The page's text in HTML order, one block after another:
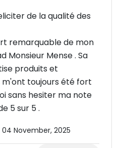
de la qualité des
remarquable de mon
Monsieur Mense . Sa
produits et
m'ont toujours été fort
sans hesiter ma note
5 sur 5 .
04 November, 2025